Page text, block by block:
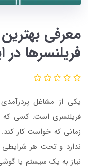
معرفی
فریلنسرها در
یکی از مشاغل پردرآمدی
فریلنسری است. کسی که
زمانی که خواست کار
ندارد و تحت هر شرایطی
نیاز به یک سیستم یا